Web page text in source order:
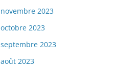
novembre 2023
octobre 2023
septembre 2023
août 2023